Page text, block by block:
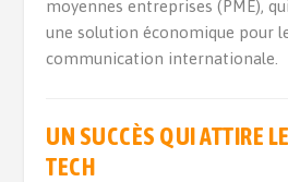
moyennes entreprises (PME),
une solution économique pour
communication internationale.
UN SUCCÈS QUI ATTIRE
TECH